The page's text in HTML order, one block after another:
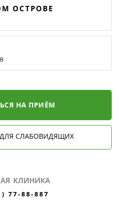
ОСТРОВЕ
НА ПРИЁМ
СЛАБОВИДЯЩИХ
КЛИНИКА
77-88-887